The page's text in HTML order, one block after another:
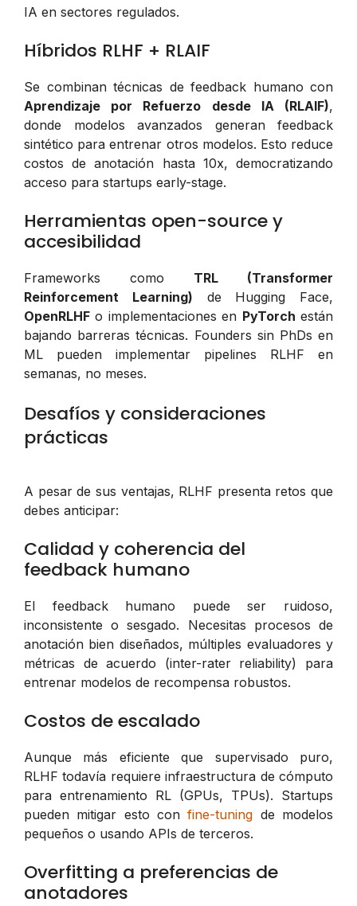
IA en sectores regulados.
Híbridos RLHF + RLAIF
Se combinan técnicas de feedback humano con
Aprendizaje por Refuerzo desde IA (RLAIF),
donde modelos avanzados generan feedback
sintético para entrenar otros modelos. Esto reduce
costos de anotación hasta 10x, democratizando
acceso para startups early-stage.
Herramientas open-source y
accesibilidad
Frameworks como TRL (Transformer
Reinforcement Learning) de Hugging Face,
OpenRLHF o implementaciones en PyTorch están
bajando barreras técnicas. Founders sin PhDs en
ML pueden implementar pipelines RLHF en
semanas, no meses.
Desafíos y consideraciones
prácticas
A pesar de sus ventajas, RLHF presenta retos que
debes anticipar:
Calidad y coherencia del
feedback humano
El feedback humano puede ser ruidoso,
inconsistente o sesgado. Necesitas procesos de
anotación bien diseñados, múltiples evaluadores y
métricas de acuerdo (inter-rater reliability) para
entrenar modelos de recompensa robustos.
Costos de escalado
Aunque más eficiente que supervisado puro,
RLHF todavía requiere infraestructura de cómputo
para entrenamiento RL (GPUs, TPUs). Startups
pueden mitigar esto confine-tuning de modelos
pequeños o usando APIs de terceros.
Overfitting a preferencias de
anotadores